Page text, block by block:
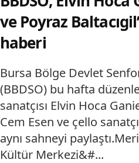
ve Poyraz
haberi
Bursa Bölge Devlet
(BBDSO) bu hafta
sanatçısı Elvin Hoca
Cem Esen ve çello
aynı sahneyi
Kültür Merkezi&#...